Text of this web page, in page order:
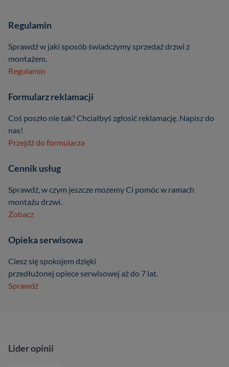
Regulamin
Sprawdź w jaki sposób świadczymy sprzedaż drzwi z
montażem.
Regulamin
Formularz reklamacji
Coś poszło nie tak? Chciałbyś zgłosić reklamację. Napisz do
nas!
Przejdź do formularza
Cennik usług
Sprawdź, w czym jeszcze mozemy Ci pomóc w ramach
montażu drzwi.
Zobacz
Opieka serwisowa
Ciesz się spokojem dzięki
przedłużonej opiece serwisowej aż do 7 lat.
Sprawdź
Lider opinii